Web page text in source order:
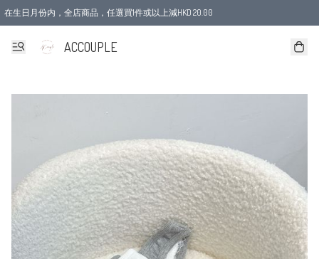
在生日月份内，全店商品，任選買1件或以上減HKD 20.00
ACCOUPLE